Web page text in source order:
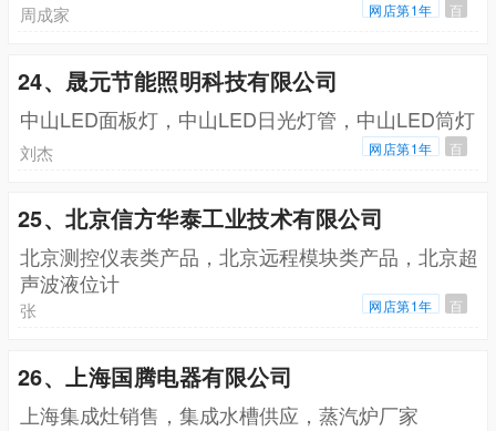
周成家 网店第1年 百
24、晟元节能照明科技有限公司
中山LED面板灯，中山LED日光灯管，中山LED筒灯
刘杰 网店第1年 百
25、北京信方华泰工业技术有限公司
北京测控仪表类产品，北京远程模块类产品，北京超
声波液位计
张 网店第1年 百
26、上海国腾电器有限公司
上海集成灶销售，集成水槽供应，蒸汽炉厂家